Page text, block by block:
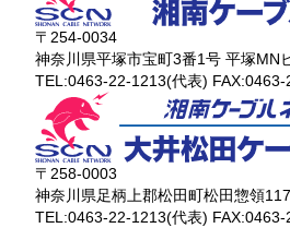
〒254-0034
神奈川県平塚市宝町3番1号 平塚MN
TEL:0463-22-1213(代表)
〒258-0003
神奈川県足柄上郡松田町松田惣領
TEL:0463-22-1213(代表)